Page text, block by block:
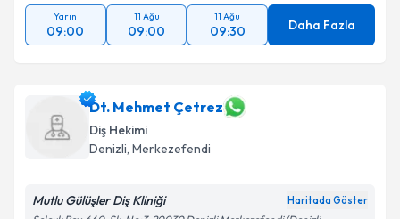
Yarın
09:00
11 Ağu
09:00
11 Ağu
09:30 Daha Fazla
Dt. Mehmet Çetrez
Diş Hekimi
Denizli, Merkezefendi
Mutlu Gülüşler Diş Kliniği Haritada Göster